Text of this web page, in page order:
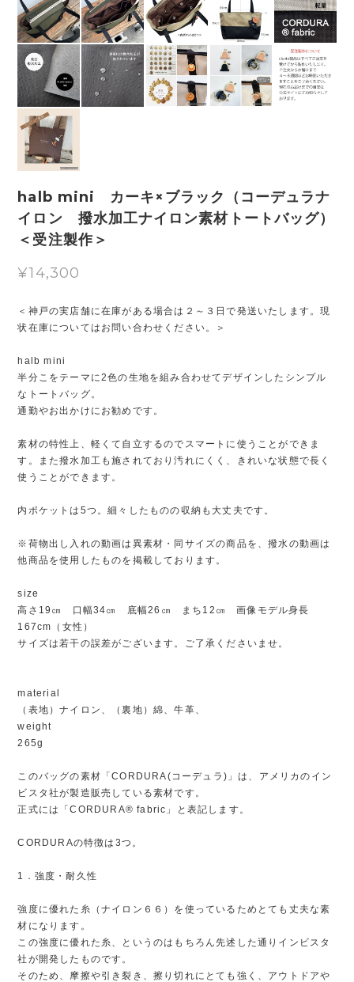
halb mini カーキ×ブラック（コーデュラナ
イロン 撥水加工ナイロン素材トートバッグ）
＜受注製作＞
¥14,300
＜神戸の実店舗に在庫がある場合は２～３日で発送いたします。現
状在庫についてはお問い合わせください。＞
halb mini
半分こをテーマに2色の生地を組み合わせてデザインしたシンプル
なトートバッグ。
通勤やお出かけにお勧めです。
素材の特性上、軽くて自立するのでスマートに使うことができま
す。また撥水加工も施されており汚れにくく、きれいな状態で長く
使うことができます。
内ポケットは5つ。細々したものの収納も大丈夫です。
※荷物出し入れの動画は異素材・同サイズの商品を、撥水の動画は
他商品を使用したものを掲載しております。
size
高さ19㎝ 口幅34㎝ 底幅26㎝ まち12㎝ 画像モデル身長
167cm（女性）
サイズは若干の誤差がございます。ご了承くださいませ。
material
（表地）ナイロン、（裏地）綿、牛革、
weight
265g
このバッグの素材「CORDURA(コーデュラ)」は、アメリカのイン
ビスタ社が製造販売している素材です。
正式には「CORDURA® fabric」と表記します。
CORDURAの特徴は3つ。
1．強度・耐久性
強度に優れた糸（ナイロン６６）を使っているためとても丈夫な素
材になります。
この強度に優れた糸、というのはもちろん先述した通りインビスタ
社が開発したものです。
そのため、摩擦や引き裂き、擦り切れにとても強く、アウトドアや